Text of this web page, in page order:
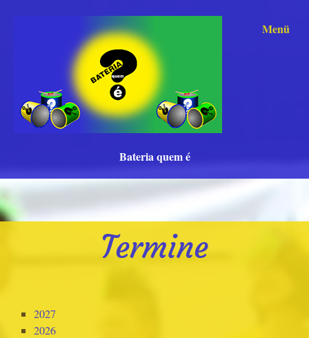
Bateria quem é
Menü
Termine
2027
2026